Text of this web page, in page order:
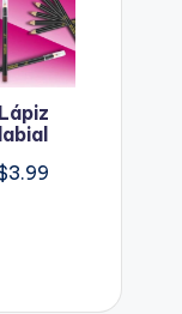
Lápiz
labial
3.99